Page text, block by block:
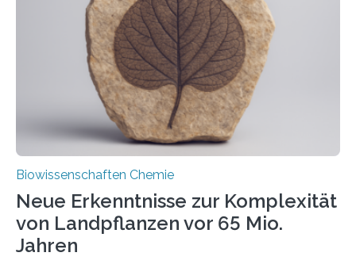
peroxisomalen Proteintransports in der Bäckerhefe
Saccharomyces cerevisiae entdeckt, der für die
Funktionsfähigkeit der Organellen entscheidend ist. Die
Studie wurde am 28. Oktober 2025 in der
Fachzeitschrift…
Biowissenschaften Chemie
Neue Erkenntnisse zur Komplexität
von Landpflanzen vor 65 Mio.
Jahren